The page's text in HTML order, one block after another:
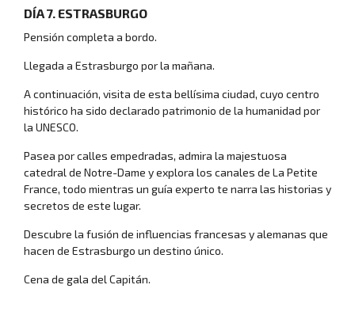
Viajes en crucero
Viajes para mayores de 60 años
DÍA 7. ESTRASBURGO
Pensión completa a bordo.
Llegada a Estrasburgo por la mañana.
A continuación, visita de esta bellísima ciudad, cuyo centro
histórico ha sido declarado patrimonio de la humanidad por
la UNESCO.
Pasea por calles empedradas, admira la majestuosa
catedral de Notre-Dame y explora los canales de La Petite
France, todo mientras un guía experto te narra las historias y
secretos de este lugar.
Descubre la fusión de influencias francesas y alemanas que
hacen de Estrasburgo un destino único.
Cena de gala del Capitán.